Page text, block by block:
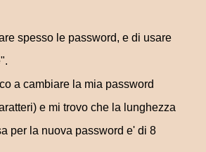
spesso le password, e di usare
a cambiare la mia password
e mi trovo che la lunghezza
per la nuova password e' di 8